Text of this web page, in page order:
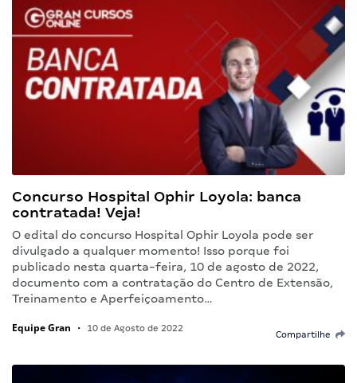
Concurso Hospital Ophir Loyola: banca
contratada! Veja!
O edital do concurso Hospital Ophir Loyola pode ser
divulgado a qualquer momento! Isso porque foi
publicado nesta quarta-feira, 10 de agosto de 2022,
documento com a contratação do Centro de Extensão,
Treinamento e Aperfeiçoamento…
Equipe Gran • 10 de Agosto de 2022
Compartilhe